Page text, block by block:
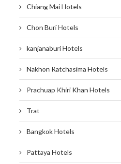
Chiang Mai Hotels
Chon Buri Hotels
kanjanaburi Hotels
Nakhon Ratchasima Hotels
Prachuap Khiri Khan Hotels
Trat
Bangkok Hotels
Pattaya Hotels